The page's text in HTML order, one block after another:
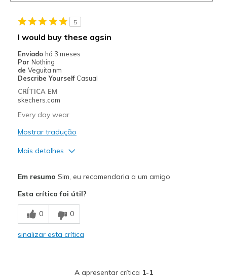
5
I would buy these agsin
Enviado há 3 meses
Por Nothing
de Veguita nm
Describe Yourself Casual
CRÍTICA EM
skechers.com
Every day wear
Mostrar tradução
Mais detalhes
Melhores utilizações
Casual Wear
Shoes are for Wearing
Em resumo Sim, eu recomendaria a um amigo
Esta crítica foi útil?
0 0
sinalizar esta crítica
A apresentar crítica 1-1